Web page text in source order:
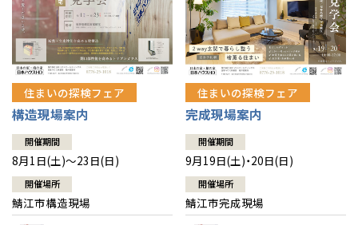
住まいの探検フェア
構造現場案内
開催期間
8月1日(土)～23日(日)
開催場所
鯖江市構造現場
住まいの探検フェア
完成現場案内
開催期間
9月19日(土)・20日(日)
開催場所
鯖江市完成現場